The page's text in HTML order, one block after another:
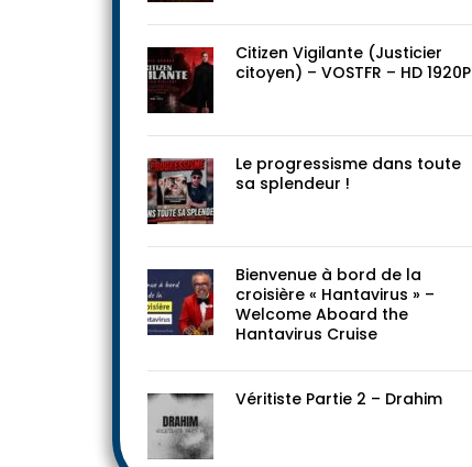
Citizen Vigilante (Justicier
citoyen) – VOSTFR – HD 1920P
Le progressisme dans toute
sa splendeur !
Bienvenue à bord de la
croisière « Hantavirus » –
Welcome Aboard the
Hantavirus Cruise
Véritiste Partie 2 – Drahim